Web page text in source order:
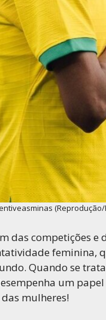
das competições e
feminina,
Quando se
um
mulheres!